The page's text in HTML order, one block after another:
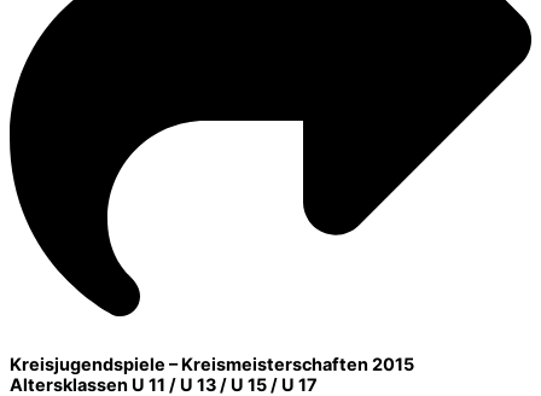
Kreisjugendspiele – Kreismeisterschaften 2015
Altersklassen U 11 / U 13 / U 15 / U 17